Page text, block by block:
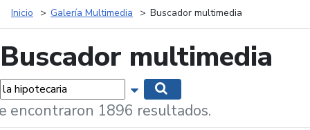
Inicio Galería Multimedia Buscador multimedia
Buscador multimedia
Mostrar opciones de búsqueda
encontraron 1896 resultados.